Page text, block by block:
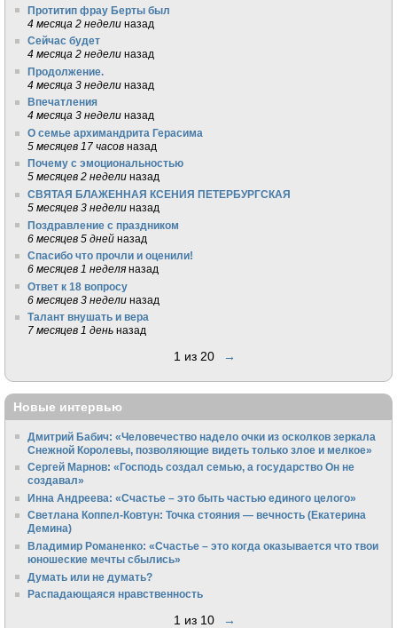
Протитип фрау Берты был
4 месяца 2 недели назад
Сейчас будет
4 месяца 2 недели назад
Продолжение.
4 месяца 3 недели назад
Впечатления
4 месяца 3 недели назад
О семье архимандрита Герасима
5 месяцев 17 часов назад
Почему с эмоциональностью
5 месяцев 2 недели назад
СВЯТАЯ БЛАЖЕННАЯ КСЕНИЯ ПЕТЕРБУРГСКАЯ
5 месяцев 3 недели назад
Поздравление с праздником
6 месяцев 5 дней назад
Спасибо что прочли и оценили!
6 месяцев 1 неделя назад
Ответ к 18 вопросу
6 месяцев 3 недели назад
Талант внушать и вера
7 месяцев 1 день назад
1 из 20 →
Новые интервью
Дмитрий Бабич: «Человечество надело очки из осколков зеркала
Снежной Королевы, позволяющие видеть только злое и мелкое»
Сергей Марнов: «Господь создал семью, а государство Он не
создавал»
Инна Андреева: «Счастье – это быть частью единого целого»
Светлана Коппел-Ковтун: Точка стояния — вечность (Екатерина
Демина)
Владимир Романенко: «Счастье – это когда оказывается что твои
юношеские мечты сбылись»
Думать или не думать?
Распадающаяся нравственность
1 из 10 →